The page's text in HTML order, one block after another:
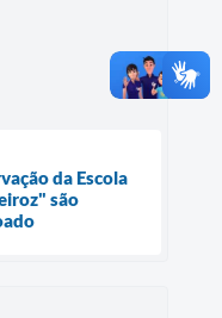
da Escola
são